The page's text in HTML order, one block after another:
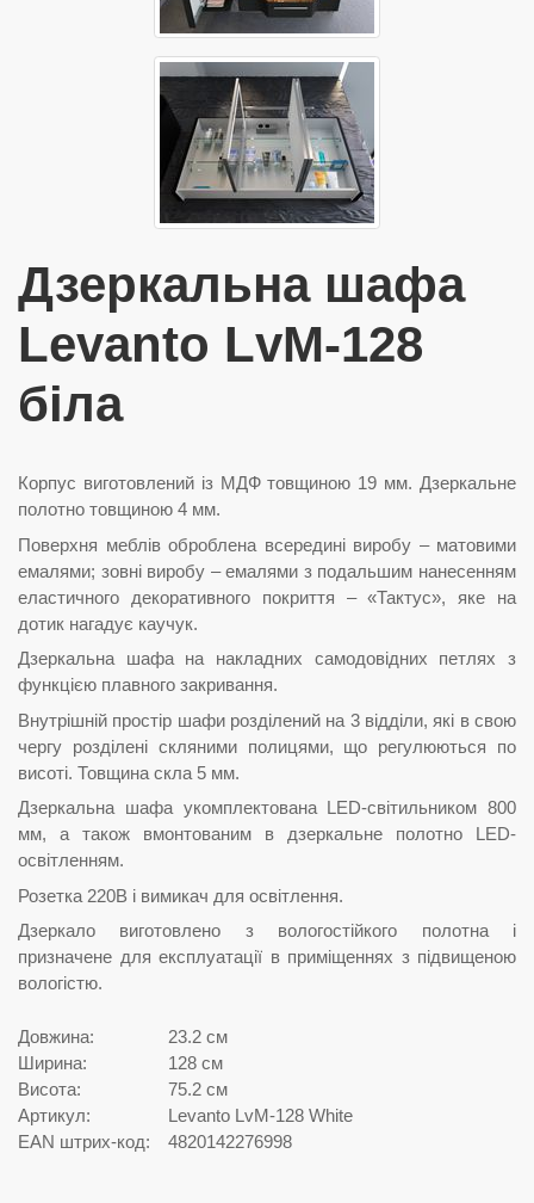
Дзеркальна шафа
Levanto LvM-128
біла
Корпус виготовлений із МДФ товщиною 19 мм. Дзеркальне
полотно товщиною 4 мм.
Поверхня меблів оброблена всередині виробу – матовими
емалями; зовні виробу – емалями з подальшим нанесенням
еластичного декоративного покриття – «Тактус», яке на
дотик нагадує каучук.
Дзеркальна шафа на накладних самодовідних петлях з
функцією плавного закривання.
Внутрішній простір шафи розділений на 3 відділи, які в свою
чергу розділені скляними полицями, що регулюються по
висоті. Товщина скла 5 мм.
Дзеркальна шафа укомплектована LED-світильником 800
мм, а також вмонтованим в дзеркальне полотно LED-
освітленням.
Розетка 220В і вимикач для освітлення.
Дзеркало виготовлено з вологостійкого полотна і
призначене для експлуатації в приміщеннях з підвищеною
вологістю.
Довжина:
23.2 см
Ширина:
128 см
Висота:
75.2 см
Артикул:
Levanto LvM-128 White
EAN штрих-код:
4820142276998